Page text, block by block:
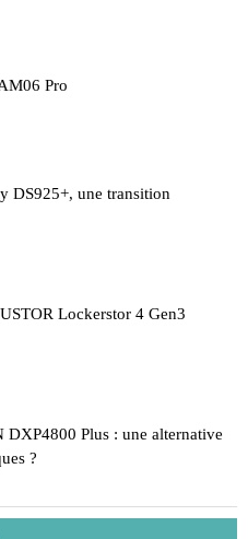
Pro
DS925+, une transition
Lockerstor 4 Gen3
DXP4800 Plus : une alternative
?